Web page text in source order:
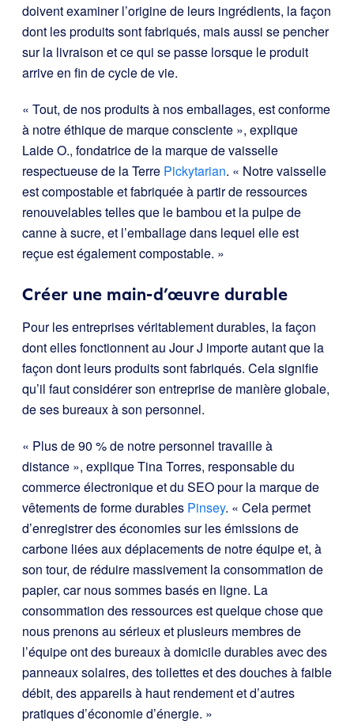
doivent examiner l’origine de leurs ingrédients, la façon
dont les produits sont fabriqués, mais aussi se pencher
sur la livraison et ce qui se passe lorsque le produit
arrive en fin de cycle de vie.
« Tout, de nos produits à nos emballages, est conforme
à notre éthique de marque consciente », explique
Laide O., fondatrice de la marque de vaisselle
respectueuse de la Terre Pickytarian. « Notre vaisselle
est compostable et fabriquée à partir de ressources
renouvelables telles que le bambou et la pulpe de
canne à sucre, et l’emballage dans lequel elle est
reçue est également compostable. »
Créer une main-d’œuvre durable
Pour les entreprises véritablement durables, la façon
dont elles fonctionnent au Jour J importe autant que la
façon dont leurs produits sont fabriqués. Cela signifie
qu’il faut considérer son entreprise de manière globale,
de ses bureaux à son personnel.
« Plus de 90 % de notre personnel travaille à
distance », explique Tina Torres, responsable du
commerce électronique et du SEO pour la marque de
vêtements de forme durables Pinsey. « Cela permet
d’enregistrer des économies sur les émissions de
carbone liées aux déplacements de notre équipe et, à
son tour, de réduire massivement la consommation de
papier, car nous sommes basés en ligne. La
consommation des ressources est quelque chose que
nous prenons au sérieux et plusieurs membres de
l’équipe ont des bureaux à domicile durables avec des
panneaux solaires, des toilettes et des douches à faible
débit, des appareils à haut rendement et d’autres
pratiques d’économie d’énergie. »